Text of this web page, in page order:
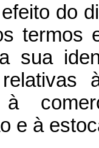
do
termos
sua
relativas
à
e à